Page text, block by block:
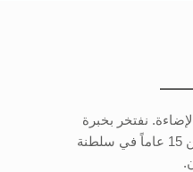
نفتخر بخبرة
فريقنا التي تمتد لأكثر من 15 عاماً في سلطنة